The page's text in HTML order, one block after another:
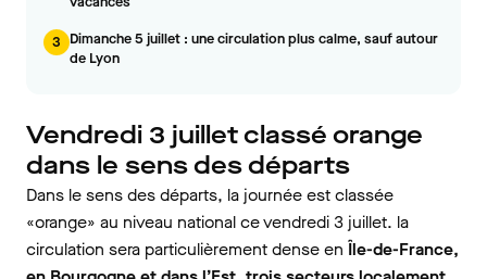
3 Dimanche 5 juillet : une circulation plus calme, sauf autour
de Lyon
Vendredi 3 juillet classé orange
dans le sens des départs
Dans le sens des départs, la journée est classée
«orange» au niveau national ce vendredi 3 juillet. la
circulation sera particulièrement dense en Île-de-France,